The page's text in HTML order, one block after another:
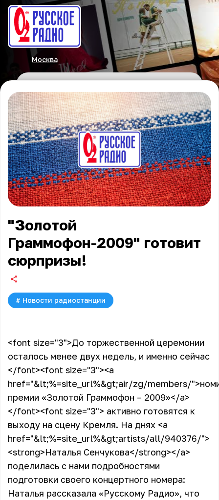
Москва
"Золотой
Граммофон-2009" готовит
сюрпризы!
# Новости радиостанции
<font size="3">До торжественной церемонии
осталось менее двух недель, и именно сейчас
</font><font size="3"><a
href="&lt;%=site_url%&gt;air/zg/members/">
премии «Золотой Граммофон – 2009»</a>
</font><font size="3"> активно готовятся к
выходу на сцену Кремля. На днях <a
href="&lt;%=site_url%&gt;artists/all/940376/">
<strong>Наталья Сенчукова</strong></a>
поделилась с нами подробностями
подготовки своего концертного номера:
Наталья рассказала «Русскому Радио», что